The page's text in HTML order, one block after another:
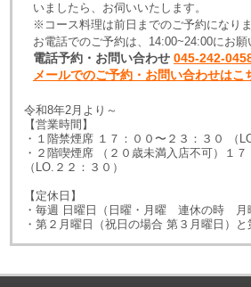
いましたら、お伺いいたします。
※コース料理は前日までのご予約になりま
お電話でのご予約は、 14:00~24:00にお願
電話予約・お問い合わせ 045-242-
メールでのご予約・お問い合わせはこ
令和8年2月より～
【営業時間】
・１階禁煙席 １７：００〜２３：３０ （
・２階喫煙席 （２０歳未満入店不可）１
（LO.２２：３０）
【定休日】
・毎週 日曜日（日曜・月曜 連休の時 月
・第２月曜日（祝日の場合 第３月曜日）と